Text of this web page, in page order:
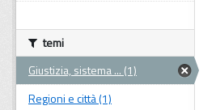
temi
Giustizia, sistema ... (1)
Regioni e città (1)